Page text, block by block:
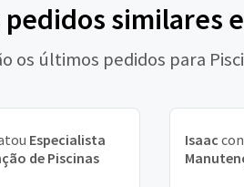
pedidos similares
os últimos pedidos para
Especialista
de Piscinas
Isaac